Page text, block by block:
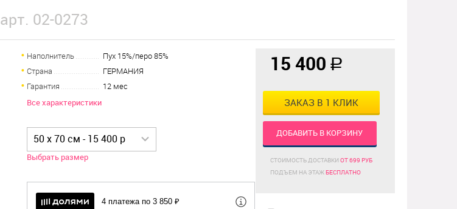
арт. 02-0273
Наполнитель
Пух 15%/перо 85%
Страна
ГЕРМАНИЯ
Гарантия
12 мес
Все характеристики
50 x 70 см - 15 400 р
Выбрать размер
4 платежа по 3 850 ₽
15 400 a
ЗАКАЗ В 1 КЛИК
ДОБАВИТЬ В КОРЗИНУ
СТОИМОСТЬ ДОСТАВКИ ОТ 699 РУБ
ПОДЪЕМ НА ЭТАЖБЕСПЛАТНО